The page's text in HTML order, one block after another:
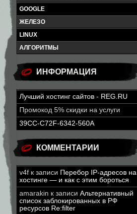
GOOGLE
ЖЕЛЕЗО
LINUX
АЛГОРИТМЫ
ИНФОРМАЦИЯ
Лучший хостинг сайтов - REG.RU
Промокод 5% скидки на услуги
39CC-C72F-6342-560A
КОММЕНТАРИИ
v4f к записи Перебор IP-адресов на
хостинге — и как с этим бороться
amarakin к записи Альтернативный
список заблокированных в РФ
ресурсов Re:filter